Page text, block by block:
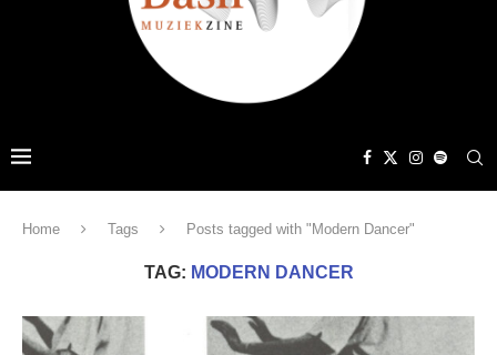
Home Tags Posts tagged with "Modern Dancer"
TAG: MODERN DANCER